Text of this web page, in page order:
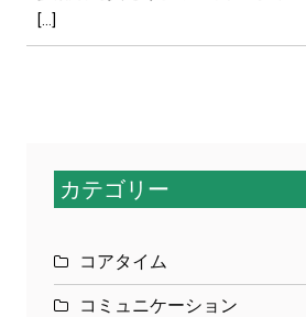
[…]
カテゴリー
コアタイム
コミュニケーション